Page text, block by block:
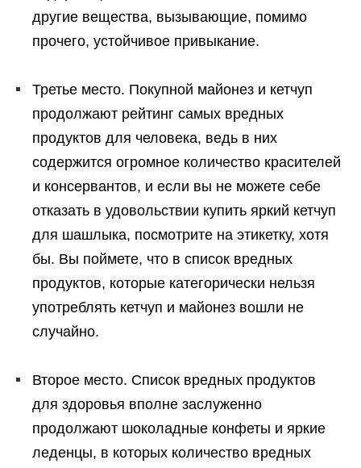
другие вещества, вызывающие, помимо
прочего, устойчивое привыкание.
Третье место. Покупной майонез и кетчуп
продолжают рейтинг самых вредных
продуктов для человека, ведь в них
содержится огромное количество красителей
и консервантов, и если вы не можете себе
отказать в удовольствии купить яркий кетчуп
для шашлыка, посмотрите на этикетку, хотя
бы. Вы поймете, что в список вредных
продуктов, которые категорически нельзя
употреблять кетчуп и майонез вошли не
случайно.
Второе место. Список вредных продуктов
для здоровья вполне заслуженно
продолжают шоколадные конфеты и яркие
леденцы, в которых количество вредных